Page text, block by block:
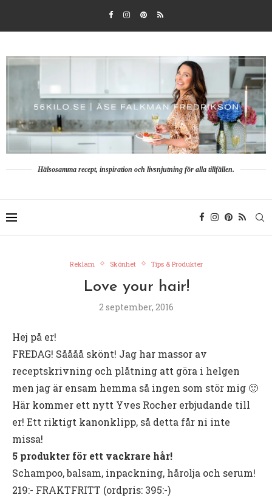
Hälsosamma recept, inspiration och livsnjutning för alla tillfällen.
Reklam Skönhet Tips & Produkter
Love your hair!
2 september, 2016
Hej på er!
FREDAG! Såååå skönt! Jag har massor av
receptskrivning och plåtning att göra i helgen
men jag är ensam hemma så ingen som stör mig 🙂
Här kommer ett nytt Yves Rocher erbjudande till
er! Ett riktigt kanonklipp, så detta får ni inte
missa!
5 produkter för ett vackrare hår!
Schampoo, balsam, inpackning, hårolja och serum!
219:- FRAKTFRITT (ordpris: 395:-)